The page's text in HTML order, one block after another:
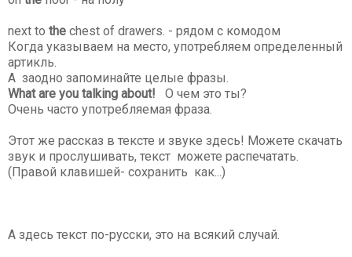
next to the chest of drawers. - рядом с комодом
Когда указываем на место, употребляем определенный
артикль.
А заодно запоминайте целые фразы.
What are you talking about! О чем это ты?
Очень часто употребляемая фраза.
Этот же рассказ в тексте и звуке здесь! Можете скачать
звук и прослушивать, текст можете распечатать.
(Правой клавишей- сохранить как...)
А здесь текст по-русски, это на всякий случай.